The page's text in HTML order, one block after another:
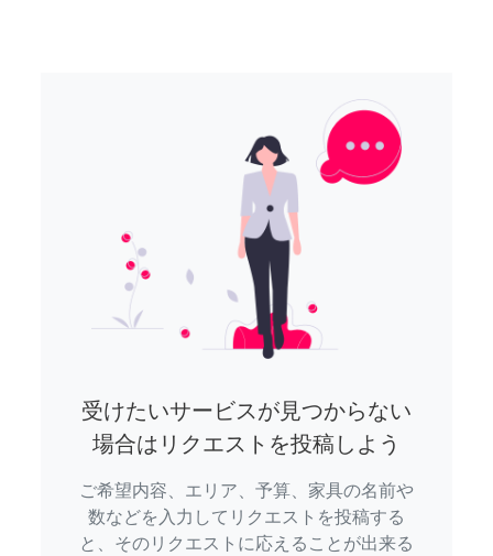
受けたいサービスが見つからない
場合はリクエストを投稿しよう
ご希望内容、エリア、予算、家具の名前や
数などを入力してリクエストを投稿する
と、そのリクエストに応えることが出来る